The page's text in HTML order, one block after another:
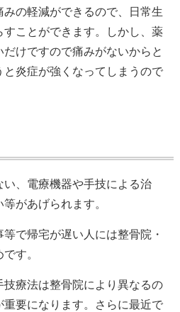
みの軽減ができるので、日常生
ことができます。しかし、薬
けですので痛みがないからと
炎症が強くなってしまうので
、電療機器や手技による治
があげられます。
で帰宅が遅い人には整骨院・
す。
技療法は整骨院により異なるの
要になります。さらに最近で